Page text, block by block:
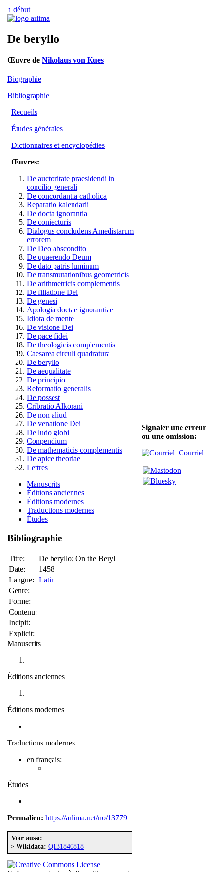
↑ début
De beryllo
Œuvre de Nikolaus von Kues
Biographie
Bibliographie
Recueils
Études générales
Dictionnaires et encyclopédies
Œuvres:
De auctoritate praesidendi in
concilio generali
De concordantia catholica
Reparatio kalendarii
De docta ignorantia
De coniecturis
Dialogus concludens Amedistarum
errorem
De Deo abscondito
De quaerendo Deum
De dato patris luminum
De transmutationibus geometricis
De arithmetricis complementis
De filiatione Dei
De genesi
Apologia doctae ignorantiae
Idiota de mente
De visione Dei
De pace fidei
De theologicis complementis
Caesarea circuli quadratura
De beryllo
De aequalitate
De principio
Reformatio generalis
De possest
Cribratio Alkorani
De non aliud
De venatione Dei
De ludo globi
Conpendium
De mathematicis complementis
De apice theoriae
Lettres
Manuscrits
Éditions anciennes
Éditions modernes
Traductions modernes
Études
Bibliographie
Titre:
De beryllo; On the Beryl
Date:
1458
Langue:
Latin
Genre:
Forme:
Contenu:
Incipit:
Explicit:
Manuscrits
Éditions anciennes
Éditions modernes
Traductions modernes
en français:
Études
Permalien: https://arlima.net/no/13779
Voir aussi:
> Wikidata: Q131840818
Signaler une erreur
ou une omission:
Courriel